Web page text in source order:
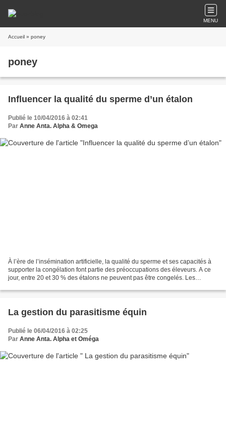
MENU
Accueil » poney
poney
Influencer la qualité du sperme d’un étalon
Publié le 10/04/2016 à 02:41
Par Anne Anta. Alpha & Omega
À l’ère de l’insémination artificielle, la qualité du sperme et ses capacités à
supporter la congélation font partie des préoccupations des éleveurs. A ce
jour, entre 20 et 30 % des étalons ne peuvent pas être congelés. Les
La gestion du parasitisme équin
Publié le 06/04/2016 à 02:25
Par Anne Anta. Alpha et Oméga